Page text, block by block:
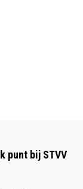
punt bij STVV